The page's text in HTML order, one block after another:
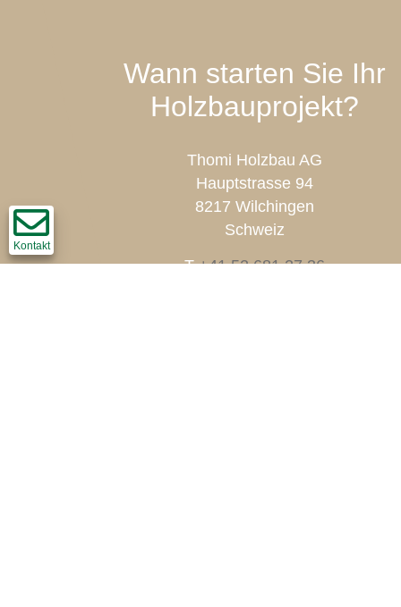
Kontakt
Wann starten Sie Ihr
Holzbauprojekt?
Thomi Holzbau AG
Hauptstrasse 94
8217 Wilchingen
Schweiz
T+41 52 681 27 36